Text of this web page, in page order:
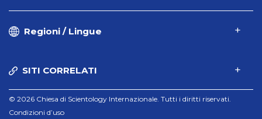
Regioni / Lingue
SITI CORRELATI
© 2026 Chiesa di Scientology Internazionale. Tutti i diritti riservati.
Condizioni d’uso